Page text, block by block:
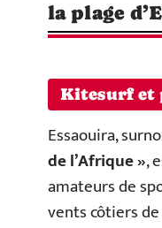
la plage
Kitesurf et
Essaouira,
de l’Afrique »,
amateurs de
vents côtiers